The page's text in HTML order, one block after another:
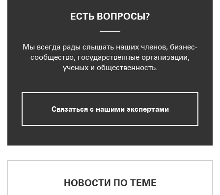
ЕСТЬ ВОПРОСЫ?
Мы всегда рады слышать наших членов, бизнес-
сообщество, государственные организации,
ученых и общественность.
Связаться с нашими экспертами
НОВОСТИ ПО ТЕМЕ